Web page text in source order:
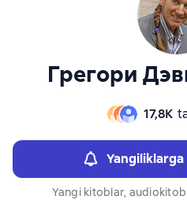
Грегори
17,8К
Yangi kitoblar,